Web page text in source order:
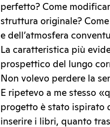
perfetto? Come
struttura originale?
e dell’atmosfera
La caratteristica più
prospettico del lungo
Non volevo perdere la
E ripetevo a me stesso
progetto è stato ispirato
inserire i libri, quanto